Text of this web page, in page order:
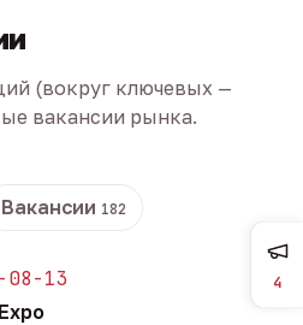
(вокруг ключевых —
вакансии рынка.
Вакансии 182
13 4